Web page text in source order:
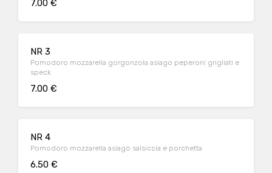
7.00 €
NR 3
Pomodoro mozzarella gorgonzola asiago peperoni grigliati e
speck
7.00 €
NR 4
Pomodoro mozzarella asiago salsiccia e porchetta
6.50 €